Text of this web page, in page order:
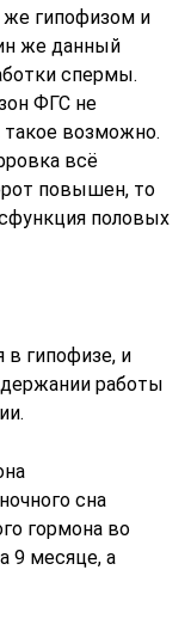
гипофизом и
же данный
спермы.
ФГС не
такое возможно.
всё
повышен, то
половых
в гипофизе, и
работы
сна
гормона во
9 месяце, а